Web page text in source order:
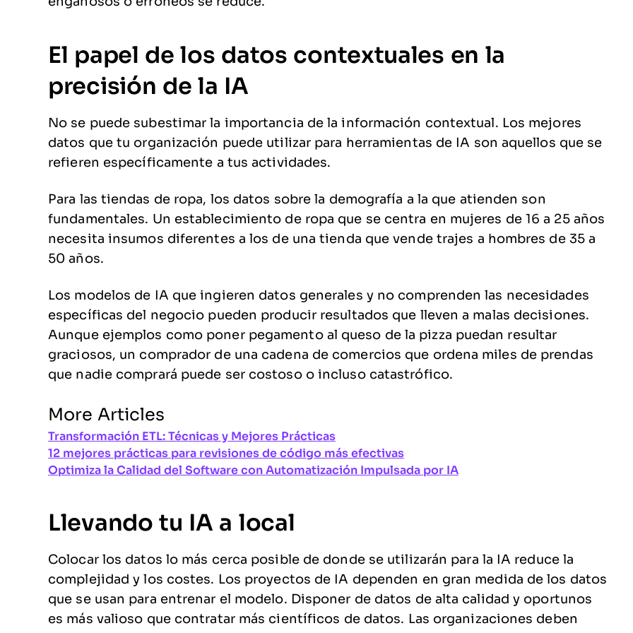
El papel de los datos contextuales en la
precisión de la IA
No se puede subestimar la importancia de la información contextual. Los mejores
datos que tu organización puede utilizar para herramientas de IA son aquellos que se
refieren específicamente a tus actividades.
Para las tiendas de ropa, los datos sobre la demografía a la que atienden son
fundamentales. Un establecimiento de ropa que se centra en mujeres de 16 a 25 años
necesita insumos diferentes a los de una tienda que vende trajes a hombres de 35 a
50 años.
Los modelos de IA que ingieren datos generales y no comprenden las necesidades
específicas del negocio pueden producir resultados que lleven a malas decisiones.
Aunque ejemplos como poner pegamento al queso de la pizza puedan resultar
graciosos, un comprador de una cadena de comercios que ordena miles de prendas
que nadie comprará puede ser costoso o incluso catastrófico.
More Articles
Transformación ETL: Técnicas y Mejores Prácticas
12 mejores prácticas para revisiones de código más efectivas
Optimiza la Calidad del Software con Automatización Impulsada por IA
Llevando tu IA a local
Colocar los datos lo más cerca posible de donde se utilizarán para la IA reduce la
complejidad y los costes. Los proyectos de IA dependen en gran medida de los datos
que se usan para entrenar el modelo. Disponer de datos de alta calidad y oportunos
es más valioso que contratar más científicos de datos. Las organizaciones deben